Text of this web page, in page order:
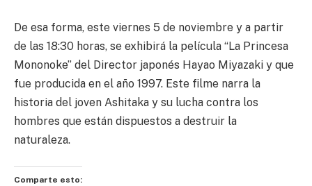
De esa forma, este viernes 5 de noviembre y a partir
de las 18:30 horas, se exhibirá la película “La Princesa
Mononoke” del Director japonés Hayao Miyazaki y que
fue producida en el año 1997. Este filme narra la
historia del joven Ashitaka y su lucha contra los
hombres que están dispuestos a destruir la
naturaleza.
Comparte esto: